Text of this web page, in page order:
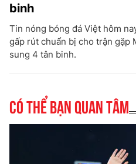
binh
Tin nóng bóng đá Việt hôm
gấp rút chuẩn bị cho trận gặp
sung 4 tân binh.
Có thể bạn quan tâm